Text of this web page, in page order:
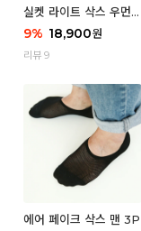
실켓 라이트 삭스 우먼 3
P
9% 18,900원
리뷰 9
에어 페이크 삭스 맨 3P